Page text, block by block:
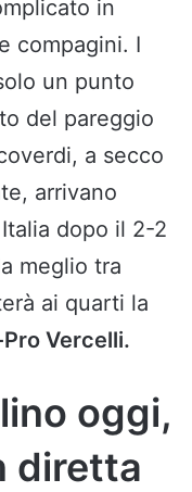
in
compagini. I
un punto
del pareggio
a secco
arrivano
dopo il 2-2
meglio tra
ai quarti la
Vercelli.
oggi,
diretta